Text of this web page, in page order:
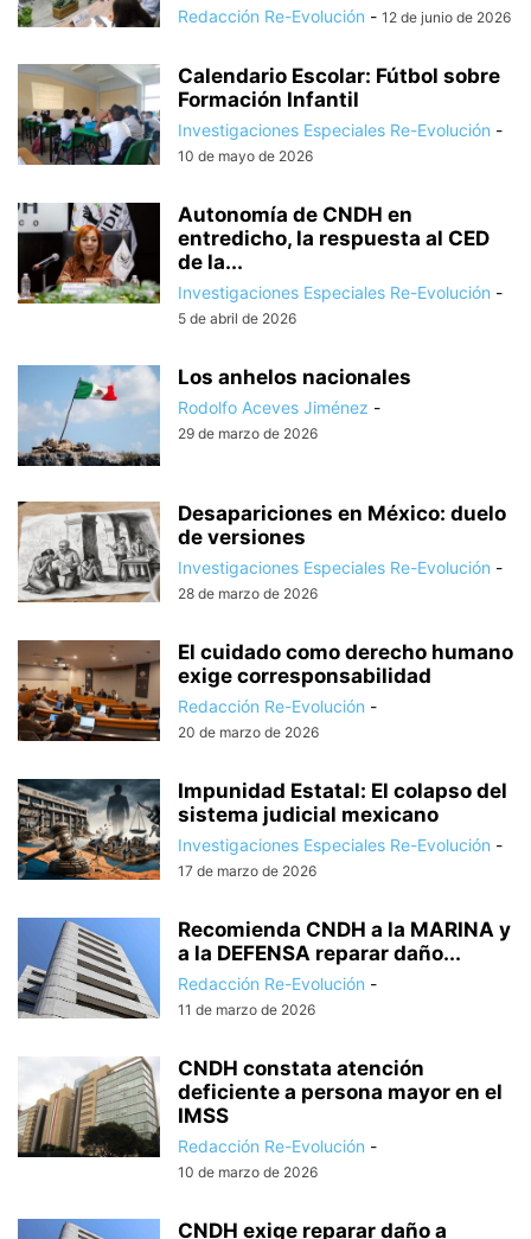
Redacción Re-Evolución - 12 de junio de 2026
Calendario Escolar: Fútbol sobre
Formación Infantil
Investigaciones Especiales Re-Evolución -
10 de mayo de 2026
Autonomía de CNDH en
entredicho, la respuesta al CED
de la...
Investigaciones Especiales Re-Evolución -
5 de abril de 2026
Los anhelos nacionales
Rodolfo Aceves Jiménez -
29 de marzo de 2026
Desapariciones en México: duelo
de versiones
Investigaciones Especiales Re-Evolución -
28 de marzo de 2026
El cuidado como derecho humano
exige corresponsabilidad
Redacción Re-Evolución -
20 de marzo de 2026
Impunidad Estatal: El colapso del
sistema judicial mexicano
Investigaciones Especiales Re-Evolución -
17 de marzo de 2026
Recomienda CNDH a la MARINA y
a la DEFENSA reparar daño...
Redacción Re-Evolución -
11 de marzo de 2026
CNDH constata atención
deficiente a persona mayor en el
IMSS
Redacción Re-Evolución -
10 de marzo de 2026
CNDH exige reparar daño a